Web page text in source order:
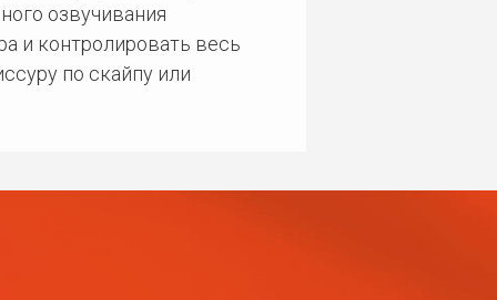
озвучивания
и контролировать весь
по скайпу или